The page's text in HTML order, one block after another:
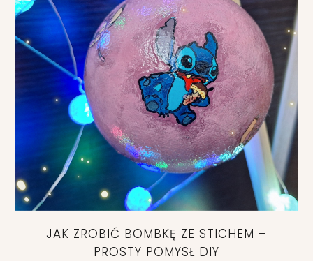
JAK ZROBIĆ BOMBKĘ ZE STICHEM –
PROSTY POMYSŁ DIY